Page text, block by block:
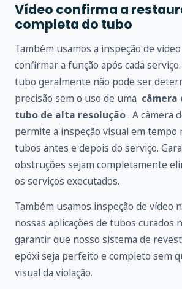
Vídeo confirma a
completa do tubo
Também usamos a inspeção de
confirmar a função após cada
tubo geralmente não pode ser
precisão sem o uso de uma câmera
tubo de alta resolução. A câmera
permite a inspeção visual em tempo
tubos antes e depois do serviço.
obstruções sejam completamente
os serviços executados.
Também usamos inspeção de vídeo
nossas aplicações de tubos curados
garantir que nosso sistema de
epóxi seja perfeito e completo sem
visual da violação.